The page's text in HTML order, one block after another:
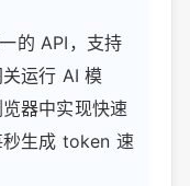
的 API，支持
运行 AI 模
器中实现快速
秒生成 token 速